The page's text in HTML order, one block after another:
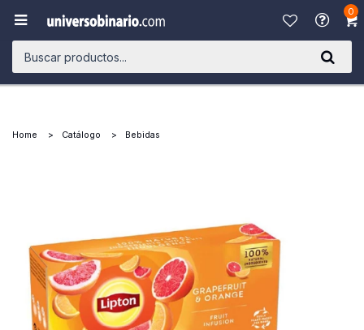
0

Home Catálogo Bebidas